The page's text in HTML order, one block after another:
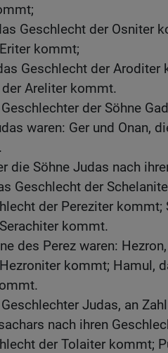
Geschlecht der Osniter
kommt;
Geschlecht der Aroditer
Areliter kommt.
der Söhne
waren: Ger und Onan,
die Söhne Judas nach
Geschlecht der
der Pereziter kommt;
kommt.
des Perez waren:
kommt; Hamul,
Judas, an
nach ihren
der Tolaiter kommt;